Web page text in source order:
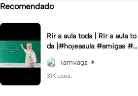
Recomendado
Rir a aula toda | Rir a aula to
da |#hojeaaula #amigas #tr
endtikitok #melhoresamiga
s
iamvagz ✴︎
31K uses.